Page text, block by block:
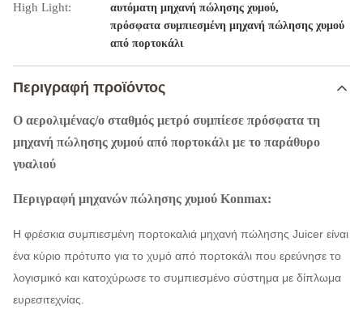
High Light:
αυτόματη μηχανή πώλησης χυμού,
πρόσφατα συμπιεσμένη μηχανή πώλησης χυμού
από πορτοκάλι
Περιγραφή προϊόντος
Ο αερολιμένας/ο σταθμός μετρό συμπίεσε πρόσφατα τη
μηχανή πώλησης χυμού από πορτοκάλι με το παράθυρο
γυαλιού
Περιγραφή μηχανών πώλησης χυμού Konmax:
Η φρέσκια συμπιεσμένη πορτοκαλιά μηχανή πώλησης Juicer είναι
ένα κύριο πρότυπο για το χυμό από πορτοκάλι που ερεύνησε το
λογισμικό και κατοχύρωσε το συμπιεσμένο σύστημα με δίπλωμα
ευρεσιτεχνίας.